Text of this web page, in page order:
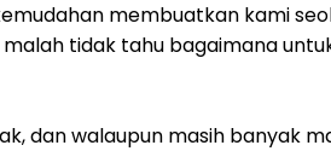
membuatkan kami
tidak tahu bagaimana
dan walaupun masih banyak